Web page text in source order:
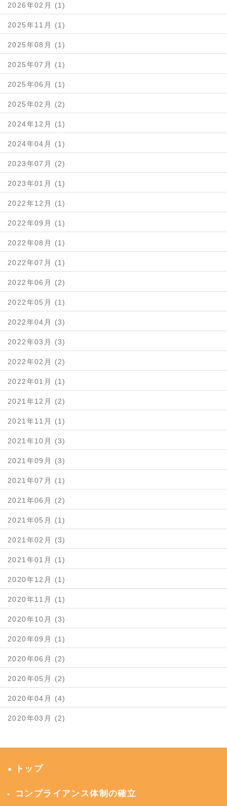
2026年02月 (1)
2025年11月 (1)
2025年08月 (1)
2025年07月 (1)
2025年06月 (1)
2025年02月 (2)
2024年12月 (1)
2024年04月 (1)
2023年07月 (2)
2023年01月 (1)
2022年12月 (1)
2022年09月 (1)
2022年08月 (1)
2022年07月 (1)
2022年06月 (2)
2022年05月 (1)
2022年04月 (3)
2022年03月 (3)
2022年02月 (2)
2022年01月 (1)
2021年12月 (2)
2021年11月 (1)
2021年10月 (3)
2021年09月 (3)
2021年07月 (1)
2021年06月 (2)
2021年05月 (1)
2021年02月 (3)
2021年01月 (1)
2020年12月 (1)
2020年11月 (1)
2020年10月 (3)
2020年09月 (1)
2020年06月 (2)
2020年05月 (2)
2020年04月 (4)
2020年03月 (2)
● トップ
コンプライアンス体制の確立